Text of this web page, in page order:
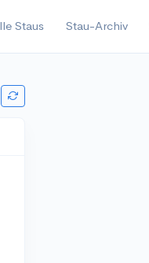
Staus Stau-Archiv